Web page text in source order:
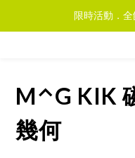
限時活動．
M⌃G KIK
幾何